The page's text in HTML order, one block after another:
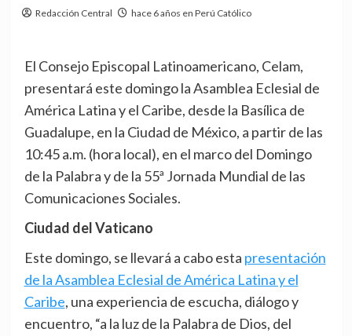
Redacción Central hace 6 años en Perú Católico
El Consejo Episcopal Latinoamericano, Celam,
presentará este domingo la Asamblea Eclesial de
América Latina y el Caribe, desde la Basílica de
Guadalupe, en la Ciudad de México, a partir de las
10:45 a.m. (hora local), en el marco del Domingo
de la Palabra y de la 55ª Jornada Mundial de las
Comunicaciones Sociales.
Ciudad del Vaticano
Este domingo, se llevará a cabo esta presentación
de la Asamblea Eclesial de América Latina y el
Caribe, una experiencia de escucha, diálogo y
encuentro, “a la luz de la Palabra de Dios, del